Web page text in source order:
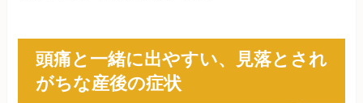
頭痛と一緒に出やすい、見落とされ
がちな産後の症状